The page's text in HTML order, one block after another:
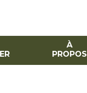
À
PROPOS